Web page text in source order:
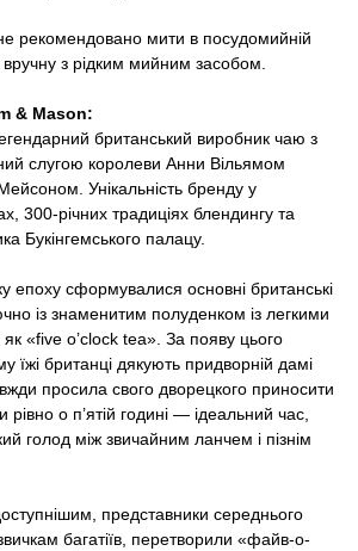
рекомендовано мити в посудомийній
з рідким мийним засобом.
& Mason:
британський виробник чаю з
слугою королеви Анни Вільямом
Унікальність бренду у
300-річних традиціях блендингу та
Букінгемського палацу.
епоху сформувалися основні британські
із знаменитим полуденком із легкими
«five o’clock tea». За появу цього
їжі британці дякують придворній дамі
просила свого дворецкого приносити
рівно о п’ятій годині — ідеальний час,
голод між звичайним ланчем і пізнім
представники середнього
багатіїв, перетворили «файв-о-